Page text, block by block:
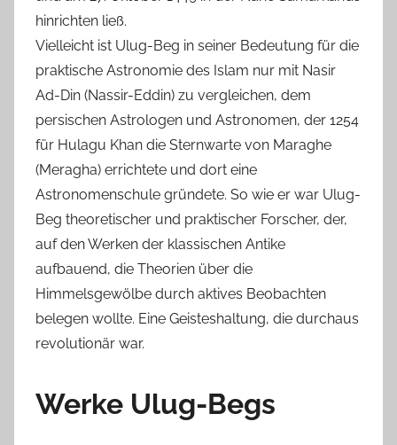
hinrichten ließ.
Vielleicht ist Ulug-Beg in seiner Bedeutung für die
praktische Astronomie des Islam nur mit Nasir
Ad-Din (Nassir-Eddin) zu vergleichen, dem
persischen Astrologen und Astronomen, der 1254
für Hulagu Khan die Sternwarte von Maraghe
(Meragha) errichtete und dort eine
Astronomenschule gründete. So wie er war Ulug-
Beg theoretischer und praktischer Forscher, der,
auf den Werken der klassischen Antike
aufbauend, die Theorien über die
Himmelsgewölbe durch aktives Beobachten
belegen wollte. Eine Geisteshaltung, die durchaus
revolutionär war.
Werke Ulug-Begs